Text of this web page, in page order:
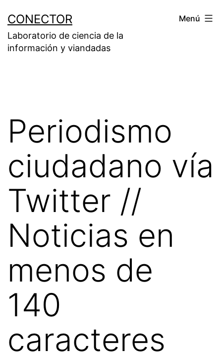
contenido
CONECTOR
Laboratorio de ciencia de la
información y viandadas
Menú
Periodismo
ciudadano vía
Twitter //
Noticias en
menos de
140
caracteres